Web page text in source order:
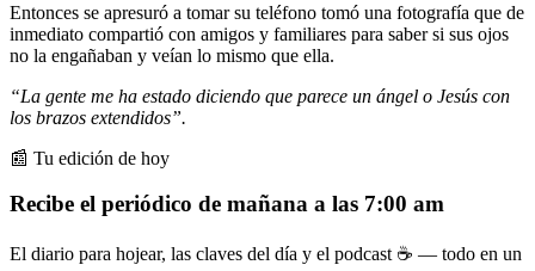
Entonces se apresuró a tomar su teléfono tomó una fotografía que de
inmediato compartió con amigos y familiares para saber si sus ojos
no la engañaban y veían lo mismo que ella.
“La gente me ha estado diciendo que parece un ángel o Jesús con
los brazos extendidos”.
📰 Tu edición de hoy
Recibe el periódico de mañana a las 7:00 am
El diario para hojear, las claves del día y el podcast ☕ — todo en un